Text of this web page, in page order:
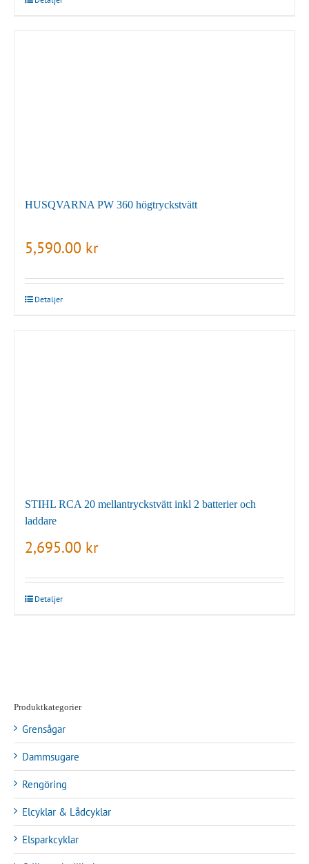
HUSQVARNA PW 360 högtryckstvätt
5,590.00 kr
Detaljer
STIHL RCA 20 mellantryckstvätt inkl 2 batterier och
laddare
2,695.00 kr
Detaljer
Produktkategorier
Grensågar
Dammsugare
Rengöring
Elcyklar & Lådcyklar
Elsparkcyklar